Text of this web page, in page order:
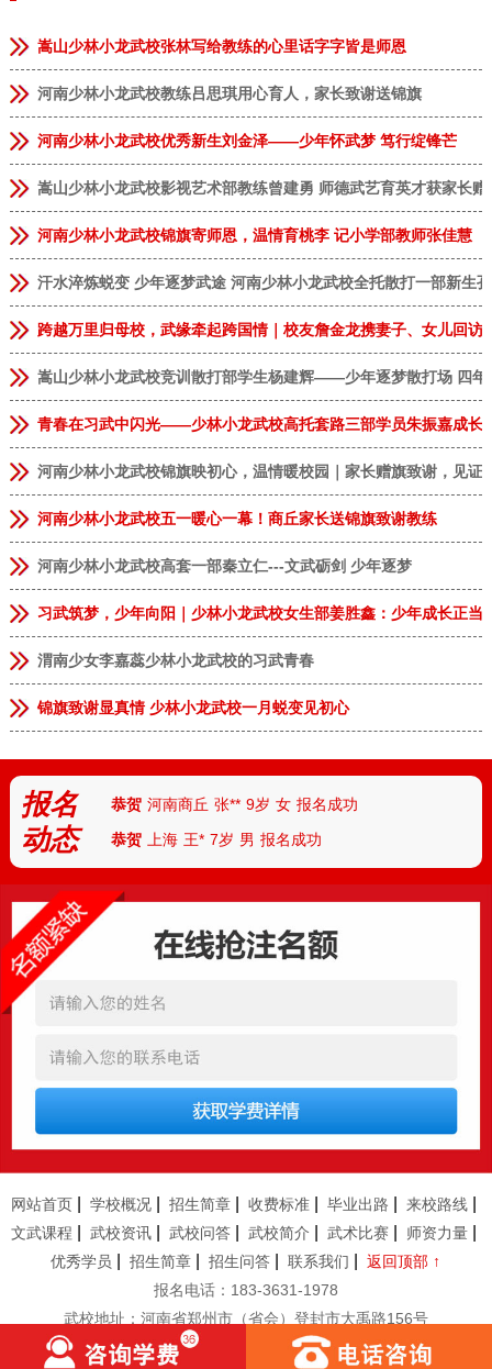
嵩山少林小龙武校张林写给教练的心里话字字皆是师恩
河南少林小龙武校教练吕思琪用心育人，家长致谢送锦旗
河南少林小龙武校优秀新生刘金泽——少年怀武梦 笃行绽锋芒
嵩山少林小龙武校影视艺术部教练曾建勇 师德武艺育英才获家长赠
河南少林小龙武校锦旗寄师恩，温情育桃李 记小学部教师张佳慧
汗水淬炼蜕变 少年逐梦武途 河南少林小龙武校全托散打一部新生
跨越万里归母校，武缘牵起跨国情｜校友詹金龙携妻子、女儿回访
嵩山少林小龙武校竞训散打部学生杨建辉——少年逐梦散打场 四年
青春在习武中闪光——少林小龙武校高托套路三部学员朱振嘉成长
河南少林小龙武校锦旗映初心，温情暖校园｜家长赠旗致谢，见证
河南少林小龙武校五一暖心一幕！商丘家长送锦旗致谢教练
河南少林小龙武校高套一部秦立仁---文武砺剑 少年逐梦
习武筑梦，少年向阳｜少林小龙武校女生部姜胜鑫：少年成长正当
渭南少女李嘉蕊少林小龙武校的习武青春
锦旗致谢显真情 少林小龙武校一月蜕变见初心
报名
动态
恭贺 安徽临泉 张** 9岁 男 报名成功
恭贺 河南郑州 李** 13岁 男 报名成功
恭贺 河南商丘 张** 9岁 女 报名成功
恭贺
上海 王* 7岁 男 报名成功
恭贺
河南安阳 丁** 9岁 男 报名成功
恭贺 湖北襄阳
恭贺 河南南阳
恭贺 湖南怀化 任* 6岁 男 报名成功
朱* 12岁 男 报名成功
恭贺 杭州 刘** 10岁 女 报名成功
恭贺 新疆 古** 11岁 男 报名成功
恭贺 安徽临泉 张** 9岁 男 报名成功
河南郑州 李** 13岁 男 报名成功
河南郑州
报名成功
网站首页| 学校概况| 招生简章| 收费标准| 毕业出路 来校路线|
文武课程 武校资讯| 武校问答| 武校简介 武术比赛| 师资力量|
优秀学员 |招生简章 |招生问答 |联系我们 |返回顶部 ↑
报名电话：183-3631-1978
武校地址：河南省郑州市（省会）登封市大禹路156号